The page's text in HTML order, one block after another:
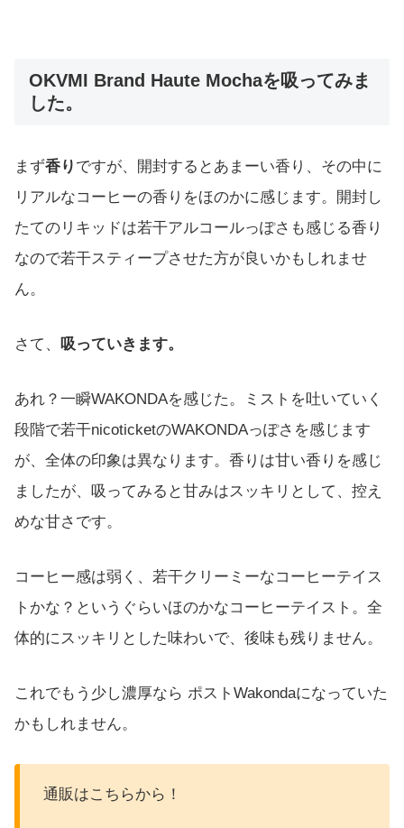
OKVMI Brand Haute Mochaを吸ってみま
した。
まず香り ですが、開封するとあまーい香り、その中に
リアルなコーヒーの香りをほのかに感じます。開封し
たてのリキッドは若干アルコールっぽさも感じる香り
なので若干スティープさせた方が良いかもしれませ
ん。
さて、 吸っていきます。
あれ？一瞬WAKONDAを感じた。ミストを吐いていく
段階で若干nicoticketのWAKONDAっぽさを感じます
が、全体の印象は異なります。香りは甘い香りを感じ
ましたが、吸ってみると甘みはスッキリとして、控え
めな甘さです。
コーヒー感は弱く、若干クリーミーなコーヒーテイス
トかな？というぐらいほのかなコーヒーテイスト。全
体的にスッキリとした味わいで、後味も残りません。
これでもう少し濃厚なら ポストWakondaになっていた
かもしれません。
通販はこちらから！